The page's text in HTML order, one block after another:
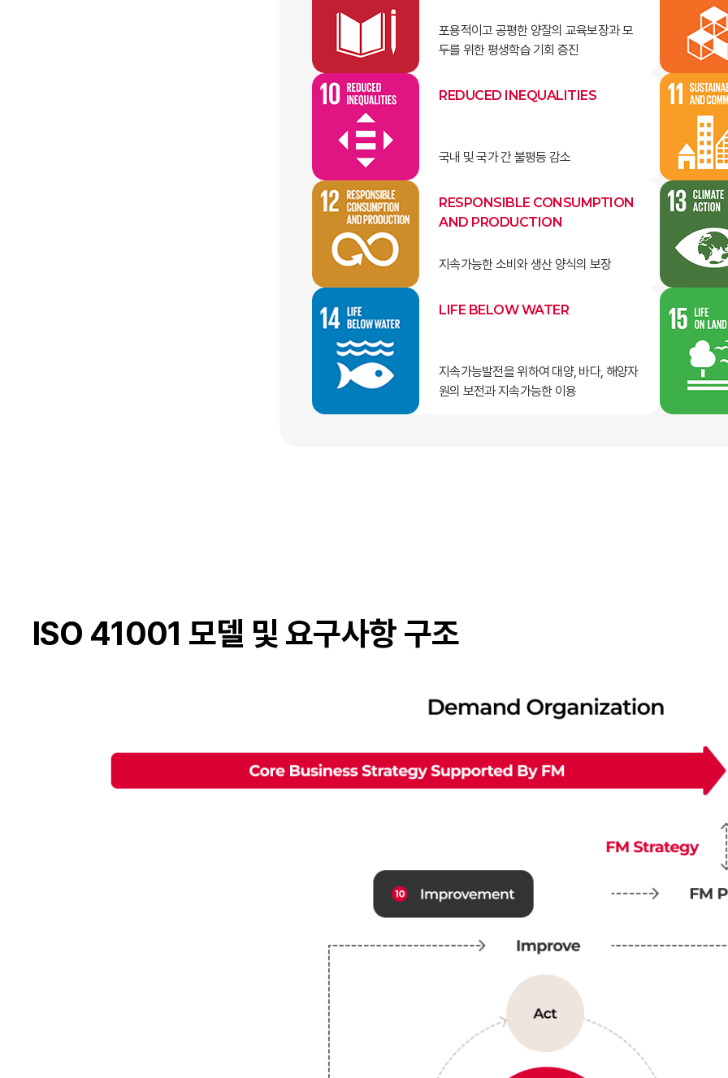
포용적이고 공평한 양잘의 교육보장과 모
두를 위한 평생학습 기회 증진
REDUCED INEQUALITIES
국내 및 국가 간 불평등 감소
RESPONSIBLE CONSUMPTION
AND PRODUCTION
지속가능한 소비와 생산 양식의 보장
LIFE BELOW WATER
지속가능발전을 위하여 대양, 바다, 해양자
원의 보전과 지속가능한 이용
ISO 41001 모델 및 요구사항 구조